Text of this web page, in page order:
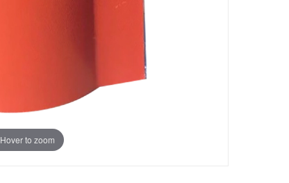
Hover to zoom